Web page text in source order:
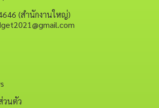
(สำนักงานใหญ่)
วนตัว